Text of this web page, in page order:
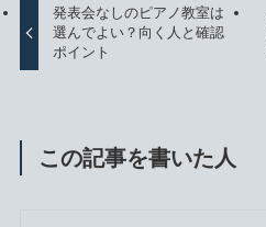
発表会なしのピアノ教室は
選んでよい？向く人と確認
ポイント
この記事を書いた人